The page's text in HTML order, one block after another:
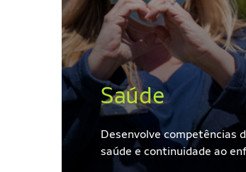
Saúde
Desenvolve competências
saúde e continuidade ao